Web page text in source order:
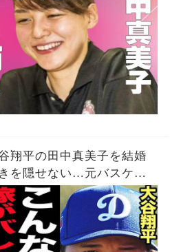
翔平の田中真美子を結婚
を隠せない…元バスケッ
削除で渡米、大谷のトレ
、馴れ初めに衝撃…【芸